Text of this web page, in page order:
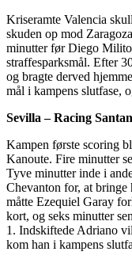
Kriseramte Valencia
skuden op mod
minutter før Diego Milito
straffesparksmål. Efter
og bragte derved
mål i kampens slutfase,
Sevilla – Racing
Kampen første scoring
Kanoute. Fire minutter
Tyve minutter inde i
Chevanton for, at
måtte Ezequiel Garay
kort, og seks minutter
1. Indskiftede Adriano
kom han i kampens